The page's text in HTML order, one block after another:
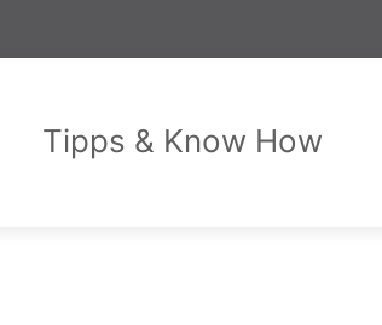
Tipps & Know How